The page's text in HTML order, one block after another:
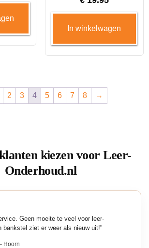
5.00
In winkelwagen
2 3 4 5 6 7 8 →
kiezen voor Leer-
Onderhoud.nl
Geen moeite te veel voor leer-
bankstel ziet er weer als nieuw uit!"
Hoorn